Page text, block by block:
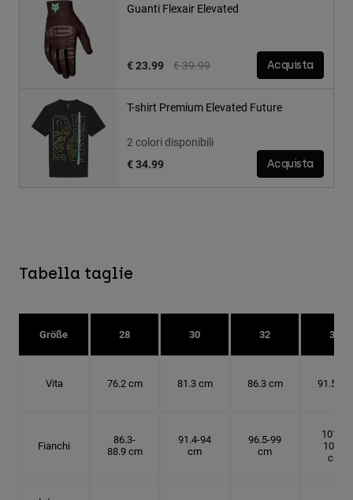
Guanti Flexair Elevated
Price reduced from
€ 39.99to
€ 23.99 Acquista
T-shirt Premium Elevated Future
2 colori disponibili
€ 34.99
Acquista
Tabella taglie
Größe 28 30 32 34
Vita 76.2 cm 81.3 cm 86.3 cm 91.5 cm
Fianchi
86.3-
88.9 cm
91.4-94
cm
96.5-99
cm
101.6-
104.1
cm